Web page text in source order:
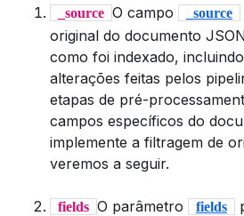
_source O campo _source
original do documento
como foi indexado,
alterações feitas pelos
etapas de pré-
campos específicos do
implemente a filtragem de
veremos a seguir.
fields O parâmetro fields